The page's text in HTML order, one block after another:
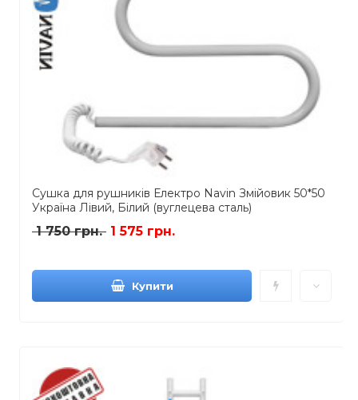
Сушка для рушників Електро Navin Змійовик 50*50
Україна Лівий, Білий (вуглецева сталь)
1 750 грн. 1 575 грн.
Купити